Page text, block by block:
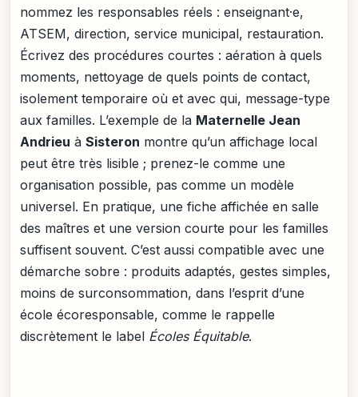
nommez les responsables réels : enseignant·e,
ATSEM, direction, service municipal, restauration.
Écrivez des procédures courtes : aération à quels
moments, nettoyage de quels points de contact,
isolement temporaire où et avec qui, message-type
aux familles. L’exemple de la Maternelle Jean
Andrieu à Sisteron montre qu’un affichage local
peut être très lisible ; prenez-le comme une
organisation possible, pas comme un modèle
universel. En pratique, une fiche affichée en salle
des maîtres et une version courte pour les familles
suffisent souvent. C’est aussi compatible avec une
démarche sobre : produits adaptés, gestes simples,
moins de surconsommation, dans l’esprit d’une
école écoresponsable, comme le rappelle
discrètement le label Écoles Équitable.